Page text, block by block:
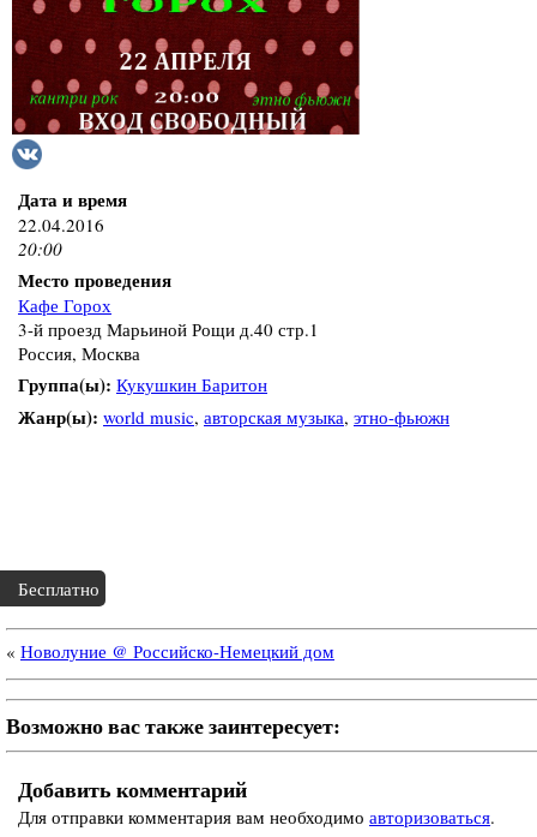
Дата и время
22.04.2016
20:00
Место проведения
Кафе Горох
3-й проезд Марьиной Рощи д.40 стр.1
Россия, Москва
Группа(ы): Кукушкин Баритон
Жанр(ы): world music, авторская музыка, этно-фьюжн
Бесплатно
« Новолуние @ Российско-Немецкий дом
Возможно вас также заинтересует:
Добавить комментарий
Для отправки комментария вам необходимо авторизоваться.